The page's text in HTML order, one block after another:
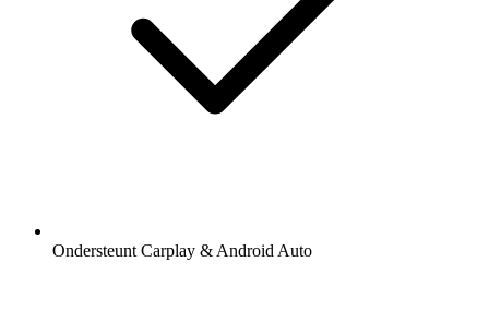
Ondersteunt Carplay & Android Auto